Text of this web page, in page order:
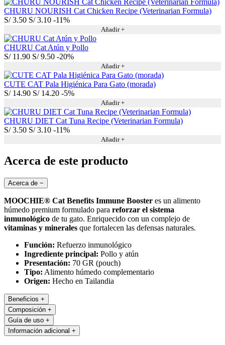
CHURU NOURISH Cat Chicken Recipe (Veterinarian Formula)
S/3.50 S/3.10 -11%
Añadir +
CHURU Cat Atún y Pollo
S/11.90 S/9.50 -20%
Añadir +
CUTE CAT Pala Higiénica Para Gato (morada)
S/14.90 S/14.20 -5%
Añadir +
CHURU DIET Cat Tuna Recipe (Veterinarian Formula)
S/3.50 S/3.10 -11%
Añadir +
Acerca de este producto
Acerca de −
MOOCHIE® Cat Benefits Immune Booster es un alimento
húmedo premium formulado para reforzar el sistema
inmunológico de tu gato. Enriquecido con un complejo de
vitaminas y minerales que fortalecen las defensas naturales.
Función: Refuerzo inmunológico
Ingrediente principal: Pollo y atún
Presentación: 70 GR (pouch)
Tipo: Alimento húmedo complementario
Origen: Hecho en Tailandia
Beneficios +
Composición +
Guía de uso +
Información adicional +